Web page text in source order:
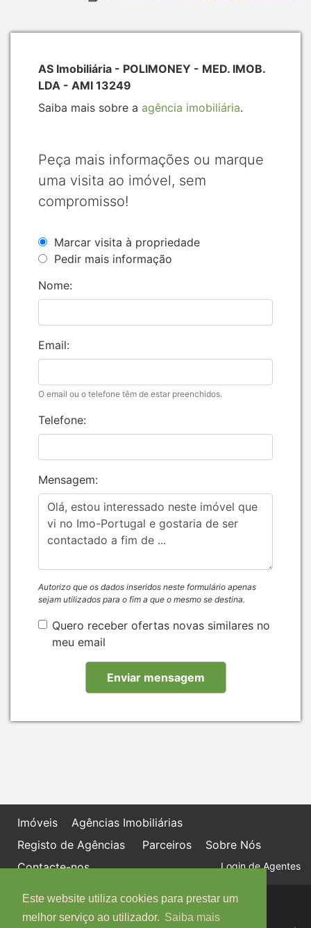
Este website utiliza cookies para prestar um
melhor serviço ao utilizador. Saiba mais
AS Imobiliária - POLIMONEY - MED. IMOB.
LDA - AMI 13249
Saiba mais sobre a agência imobiliária.
Peça mais informações ou marque
uma visita ao imóvel, sem
compromisso!
Marcar visita à propriedade
Pedir mais informação
Nome:
Email:
O email ou o telefone têm de estar preenchidos.
Telefone:
Mensagem:
Autorizo que os dados inseridos neste formulário apenas
sejam utilizados para o fim a que o mesmo se destina.
Quero receber ofertas novas similares no
meu email
Imóveis
Agências Imobiliárias
Registo de Agências
Parceiros
Sobre Nós
Contacte-nos
Login de Agentes
Política de proteção de dados
Livro de Reclamações online